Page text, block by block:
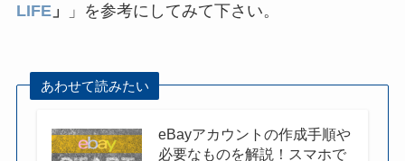
LIFE」 」を参考にしてみて下さい。
あわせて読みたい
eBayアカウントの作成手順や
必要なものを解説！スマホで